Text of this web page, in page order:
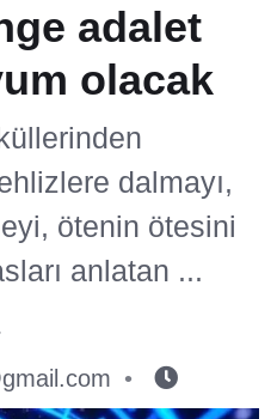
adalet
olacak
dalmayı,
ötenin ötesini
anlatan ...